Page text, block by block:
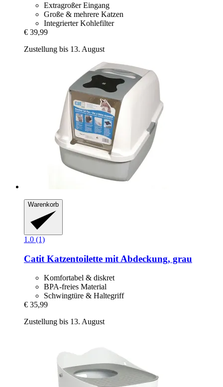
Extragroßer Eingang
Große & mehrere Katzen
Integrierter Kohlefilter
€ 39,99
Zustellung bis 13. August
Warenkorb
1.0 (1)
Catit Katzentoilette mit Abdeckung, grau
Komfortabel & diskret
BPA-freies Material
Schwingtüre & Haltegriff
€ 35,99
Zustellung bis 13. August